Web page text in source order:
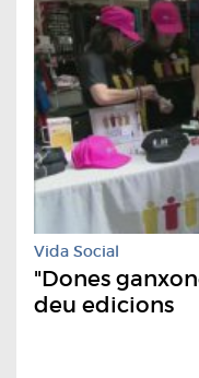
Vida Social
"Dones
deu edicions